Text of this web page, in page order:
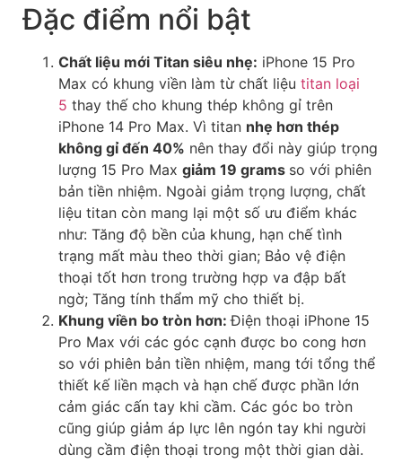
Đặc điểm nổi bật
Chất liệu mới Titan siêu nhẹ: iPhone 15 Pro
Max có khung viền làm từ chất liệu titan loại
5 thay thế cho khung thép không gỉ trên
iPhone 14 Pro Max. Vì titan nhẹ hơn thép
không gỉ đến 40% nên thay đổi này giúp trọng
lượng 15 Pro Max giảm 19 grams so với phiên
bản tiền nhiệm. Ngoài giảm trọng lượng, chất
liệu titan còn mang lại một số ưu điểm khác
như: Tăng độ bền của khung, hạn chế tình
trạng mất màu theo thời gian; Bảo vệ điện
thoại tốt hơn trong trường hợp va đập bất
ngờ; Tăng tính thẩm mỹ cho thiết bị.
Khung viền bo tròn hơn:Điện thoại iPhone 15
Pro Max với các góc cạnh được bo cong hơn
so với phiên bản tiền nhiệm, mang tới tổng thể
thiết kế liền mạch và hạn chế được phần lớn
cảm giác cấn tay khi cầm. Các góc bo tròn
cũng giúp giảm áp lực lên ngón tay khi người
dùng cầm điện thoại trong một thời gian dài.